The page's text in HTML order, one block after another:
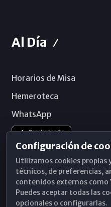
Al Día
Horarios de Misa
Hemeroteca
WhatsApp
Configuración de
Utilizamos cookies propias
técnicos, de preferencias,
contenidos externos como
Puedes aceptar todas las
opcionales o configurarlas.